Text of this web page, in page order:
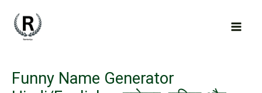
Funny Name Generator